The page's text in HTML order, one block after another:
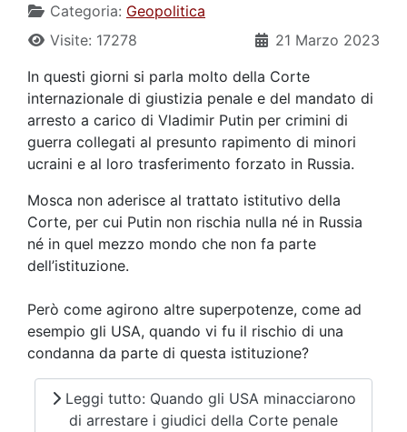
Categoria: Geopolitica
21 Marzo 2023
Visite: 17278
In questi giorni si parla molto della Corte
internazionale di giustizia penale e del mandato di
arresto a carico di Vladimir Putin per crimini di
guerra collegati al presunto rapimento di minori
ucraini e al loro trasferimento forzato in Russia.
Mosca non aderisce al trattato istitutivo della
Corte, per cui Putin non rischia nulla né in Russia
né in quel mezzo mondo che non fa parte
dell’istituzione.
Però come agirono altre superpotenze, come ad
esempio gli USA, quando vi fu il rischio di una
condanna da parte di questa istituzione?
Leggi tutto: Quando gli USA minacciarono
di arrestare i giudici della Corte penale